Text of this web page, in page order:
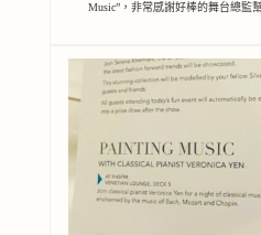
Music”，非常感謝好棒的舞台總監